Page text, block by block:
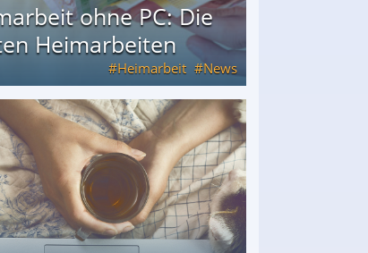
ohne PC: Die
Heimarbeiten
Heimarbeit News